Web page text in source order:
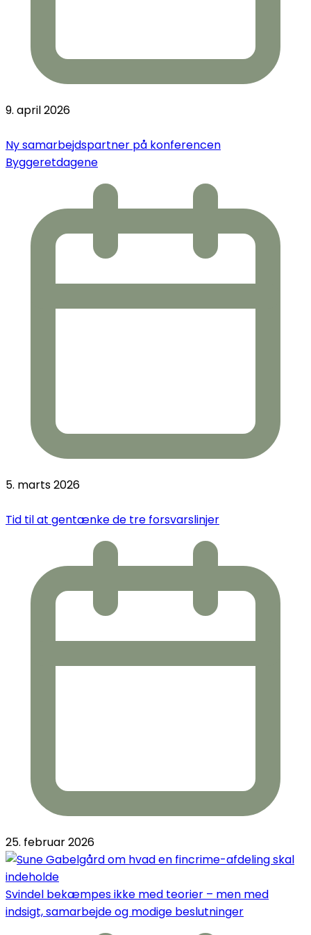
9. april 2026
Ny samarbejdspartner på konferencen
Byggeretdagene
5. marts 2026
Tid til at gentænke de tre forsvarslinjer
25. februar 2026
Svindel bekæmpes ikke med teorier – men med
indsigt, samarbejde og modige beslutninger